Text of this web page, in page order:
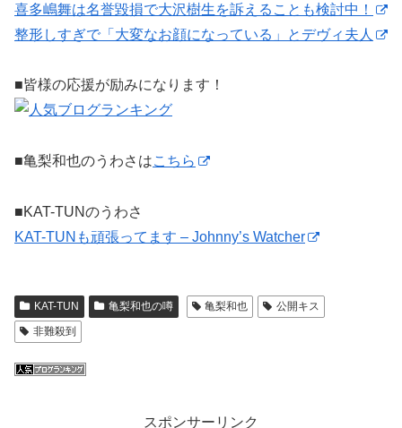
喜多嶋舞は名誉毀損で大沢樹生を訴えることも検討中！
整形しすぎで「大変なお顔になっている」とデヴィ夫人
■皆様の応援が励みになります！
■亀梨和也のうわさはこちら
■KAT-TUNのうわさ
KAT-TUNも頑張ってます – Johnny’s Watcher
KAT-TUN 亀梨和也の噂 亀梨和也
公開キス
非難殺到
スポンサーリンク